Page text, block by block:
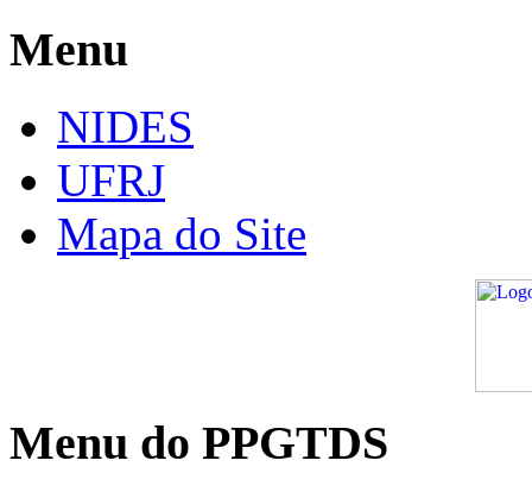
Menu
NIDES
UFRJ
Mapa do Site
Menu do PPGTDS